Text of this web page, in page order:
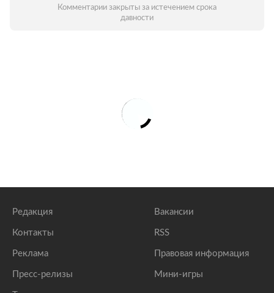
Комментарии закрыты за истечением срока
давности
Редакция
Контакты
Реклама
Пресс-релизы
Вакансии
RSS
Правовая информация
Мини-игры